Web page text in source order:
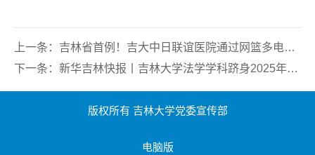
上一条： 吉林省首例！吉大中日联谊医院通过网篮多电极微创介入术治疗难治性高血压
下一条： 新华吉林快报丨吉林大学法学学科跻身2025年QS世界大学学科排名第97位
版权所有 吉林大学党委宣传部
电脑版